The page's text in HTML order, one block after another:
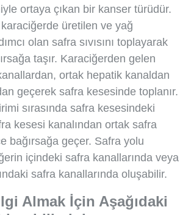
ortaya çıkan bir kanser türüdür.
üretilen ve yağ
olan safra sıvısını toplayarak
taşır. Karaciğerden gelen
ortak hepatik kanaldan
geçerek safra kesesinde toplanır.
sırasında safra kesesindeki
kesesi kanalından ortak safra
bağırsağa geçer. Safra yolu
içindeki safra kanallarında veya
safra kanallarında oluşabilir.
Almak İçin Aşağıdaki